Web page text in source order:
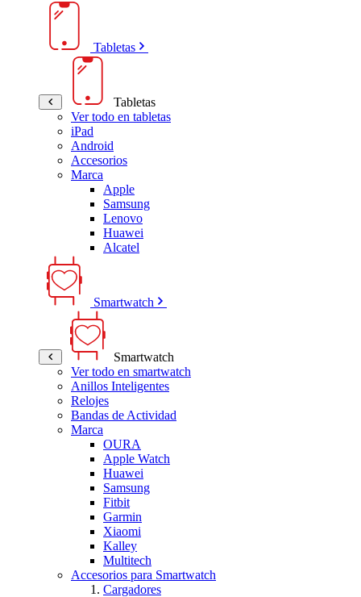
Tabletas
Tabletas
Ver todo en tabletas
iPad
Android
Accesorios
Marca
Apple
Samsung
Lenovo
Huawei
Alcatel
Smartwatch
Smartwatch
Ver todo en smartwatch
Anillos Inteligentes
Relojes
Bandas de Actividad
Marca
OURA
Apple Watch
Huawei
Samsung
Fitbit
Garmin
Xiaomi
Kalley
Multitech
Accesorios para Smartwatch
Cargadores